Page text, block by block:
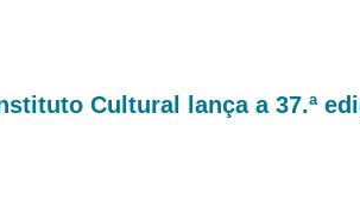
Cultural lança a 37.ª